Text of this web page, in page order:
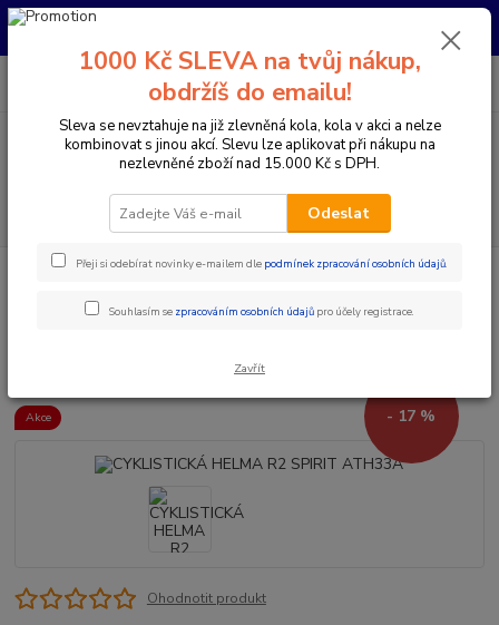
Pro nachystání kola / doplňků na prodejně si prosím zavolejte dopředu.
Menu
CZK
PO-PÁ 10:00-17:00 | SO: 9:00-12:00
Doplňky a helmy Cyklistické helmy
Otevřené helmy
Akce - 17 %
Ohodnotit produkt
1000 Kč SLEVA na tvůj nákup,
obdržíš do emailu!
Sleva se nevztahuje na již zlevněná kola, kola v akci a nelze
kombinovat s jinou akcí. Slevu lze aplikovat při nákupu na
nezlevněné zboží nad 15.000 Kč s DPH.
Odeslat
Přeji si odebírat novinky e-mailem dle podmínek zpracování osobních údajů.
Souhlasím se zpracováním osobních údajů pro účely registrace.
Zavřít